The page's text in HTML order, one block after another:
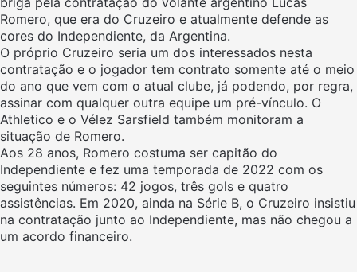
Romero, que era do Cruzeiro e atualmente defende as
cores do Independiente, da Argentina.
O próprio Cruzeiro seria um dos interessados nesta
contratação e o jogador tem contrato somente até o meio
do ano que vem com o atual clube, já podendo, por regra,
assinar com qualquer outra equipe um pré-vínculo. O
Athletico e o Vélez Sarsfield também monitoram a
situação de Romero.
Aos 28 anos, Romero costuma ser capitão do
Independiente e fez uma temporada de 2022 com os
seguintes números: 42 jogos, três gols e quatro
assistências. Em 2020, ainda na Série B, o Cruzeiro insistiu
na contratação junto ao Independiente, mas não chegou a
um acordo financeiro.